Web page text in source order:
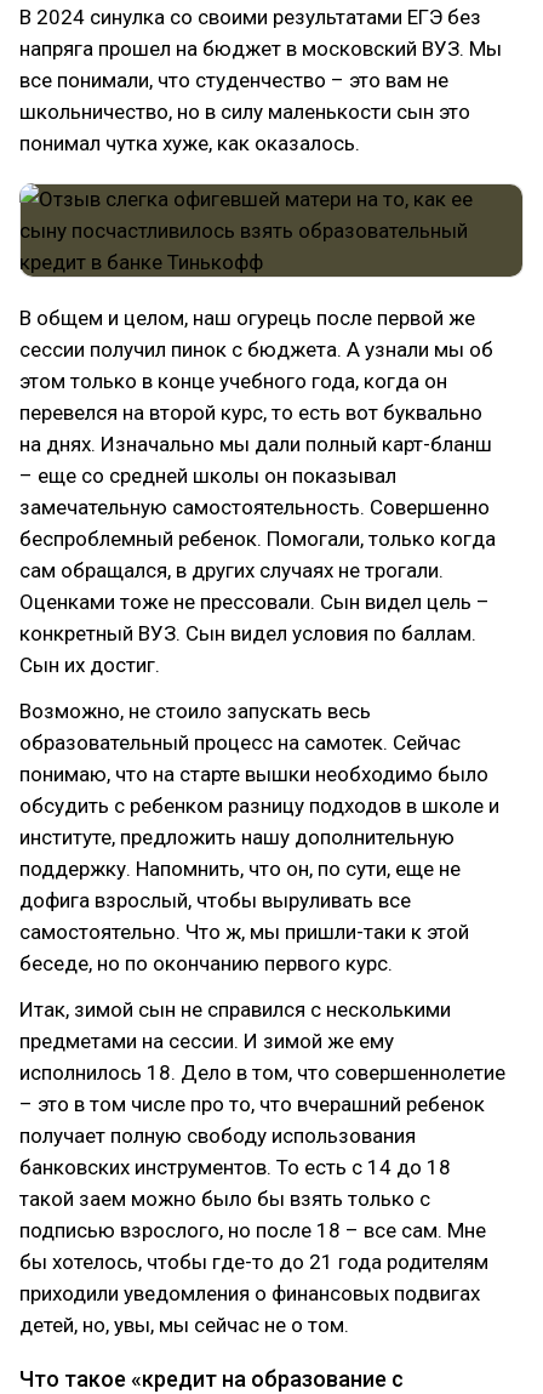
В 2024 синулка со своими результатами ЕГЭ без
напряга прошел на бюджет в московский ВУЗ. Мы
все понимали, что студенчество – это вам не
школьничество, но в силу маленькости сын это
понимал чутка хуже, как оказалось.
В общем и целом, наш огурець после первой же
сессии получил пинок с бюджета. А узнали мы об
этом только в конце учебного года, когда он
перевелся на второй курс, то есть вот буквально
на днях. Изначально мы дали полный карт-бланш
– еще со средней школы он показывал
замечательную самостоятельность. Совершенно
беспроблемный ребенок. Помогали, только когда
сам обращался, в других случаях не трогали.
Оценками тоже не прессовали. Сын видел цель –
конкретный ВУЗ. Сын видел условия по баллам.
Сын их достиг.
Возможно, не стоило запускать весь
образовательный процесс на самотек. Сейчас
понимаю, что на старте вышки необходимо было
обсудить с ребенком разницу подходов в школе и
институте, предложить нашу дополнительную
поддержку. Напомнить, что он, по сути, еще не
дофига взрослый, чтобы выруливать все
самостоятельно. Что ж, мы пришли-таки к этой
беседе, но по окончанию первого курс.
Итак, зимой сын не справился с несколькими
предметами на сессии. И зимой же ему
исполнилось 18. Дело в том, что совершеннолетие
– это в том числе про то, что вчерашний ребенок
получает полную свободу использования
банковских инструментов. То есть с 14 до 18
такой заем можно было бы взять только с
подписью взрослого, но после 18 – все сам. Мне
бы хотелось, чтобы где-то до 21 года родителям
приходили уведомления о финансовых подвигах
детей, но, увы, мы сейчас не о том.
Что такое «кредит на образование с